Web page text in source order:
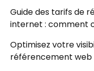
Guide des tarifs de
internet : comment
Optimisez votre
référencement